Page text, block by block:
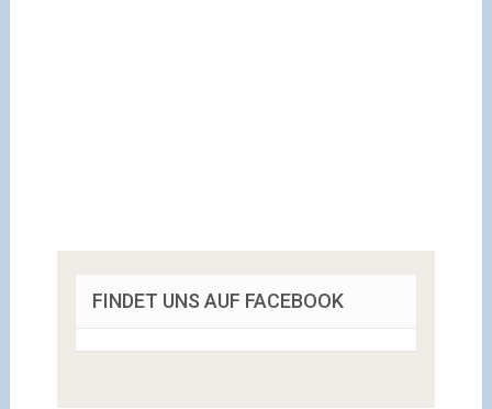
FINDET UNS AUF FACEBOOK